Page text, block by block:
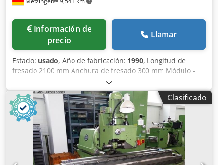
Información de
precio
Llamar
Estado: usado, Año de fabricación: 1990, Longitud de
fresado 2100 mm Anchura de fresado 300 mm Módulo -
máx. 16/18 Módulo - min. Potencia total necesaria 10 kW
Peso de la máquina aprox. 5 toneladas Espacio necesario
aprox. m D O N A U - K N A P P Fresadora de cremallera
universal controlada por CNC Tipo UZFM - V 300 H - CNC
Año de construcción 1990 # 90-244x _____ Longitud máx. de
dentado 2.100 mm Recorrido de fresado/anchura de
fresado transversal máx. 300 mm Rango de módulos St/GG
máx. 16/18 Superficie de sujeción de la mesa 510 x 2.400 ó
275 x 2.120 mm Altura de montaje bajo el eje del husillo de
Clasificado